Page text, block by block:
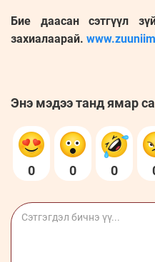
Бие даасан сэтгүүл
захиалаарай.
Энэ мэдээ танд ямар
0 0 0